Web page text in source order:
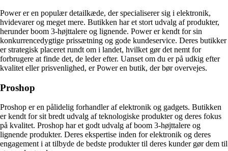
Power er en populær detailkæde, der specialiserer sig i elektronik,
hvidevarer og meget mere. Butikken har et stort udvalg af produkter,
herunder boom 3-højttalere og lignende. Power er kendt for sin
konkurrencedygtige prissætning og gode kundeservice. Deres butikker
er strategisk placeret rundt om i landet, hvilket gør det nemt for
forbrugere at finde det, de leder efter. Uanset om du er på udkig efter
kvalitet eller prisvenlighed, er Power en butik, der bør overvejes.
Proshop
Proshop er en pålidelig forhandler af elektronik og gadgets. Butikken
er kendt for sit bredt udvalg af teknologiske produkter og deres fokus
på kvalitet. Proshop har et godt udvalg af boom 3-højttalere og
lignende produkter. Deres ekspertise inden for elektronik og deres
engagement i at tilbyde de bedste produkter til deres kunder gør dem til